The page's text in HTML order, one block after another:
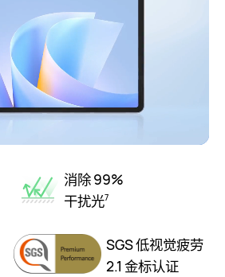
消除 99%
干扰光7
SGS 低视觉疲劳
2.1 金标认证